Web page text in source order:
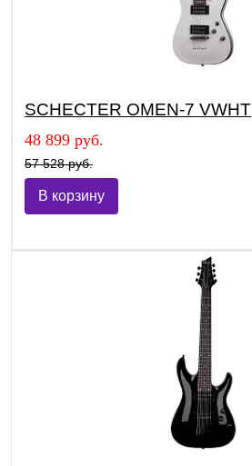
SCHECTER OMEN-7 VWHT
48 899 руб.
57 528 руб.
В корзину